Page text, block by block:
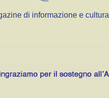
di informazione e cultura